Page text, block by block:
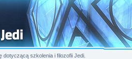
dotyczącą szkolenia i filozofii Jedi.